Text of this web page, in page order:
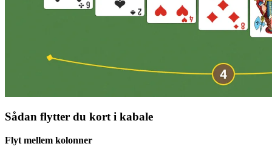
Sådan flytter du kort i kabale
Flyt mellem kolonner